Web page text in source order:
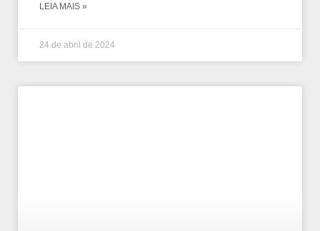
LEIA MAIS »
24 de abril de 2024